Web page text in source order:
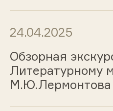
24.04.2025
Обзорная
Литературному
М.Ю.Лермонтова